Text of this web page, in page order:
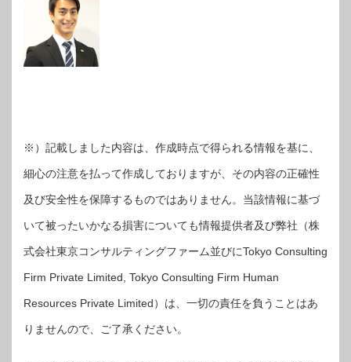
※）記載しました内容は、作成時点で得られる情報を基に、
細心の注意を払って作成しておりますが、その内容の正確性
及び安全性を保障するものではありません。当該情報に基づ
いて被ったいかなる損害についても情報提供者及び弊社（株
式会社東京コンサルティングファーム並びにTokyo Consulting
Firm Private Limited, Tokyo Consulting Firm Human
Resources Private Limited）は、一切の責任を負うことはあ
りませんので、ご了承ください。